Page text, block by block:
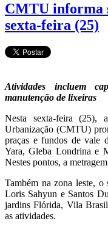
CMTU informa
sexta-feira (25)
Atividades incluem
manutenção de lixeiras
Nesta sexta-feira (25),
Urbanização (CMTU)
praças e fundos de vale
Yara, Gleba Londrina e
Nestes pontos, a
Também na zona leste,
Loris Sahyun e Santos
jardins Flórida, Vila
as atividades.